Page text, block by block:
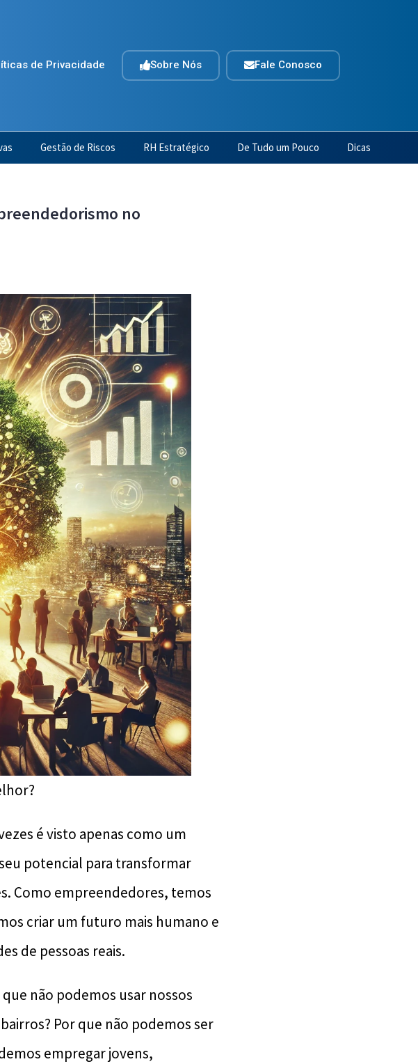
de Privacidade Sobre Nós Fale Conosco
Gestão de Riscos RH Estratégico De Tudo um Pouco Dicas
no
é visto apenas como um
potencial para transformar
Como empreendedores, temos
criar um futuro mais humano e
de pessoas reais.
que não podemos usar nossos
Por que não podemos ser
empregar jovens,